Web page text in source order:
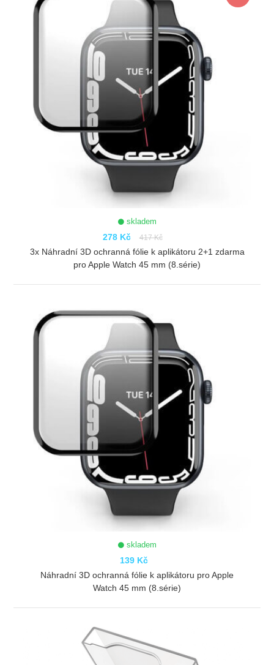
skladem
278 Kč 417 Kč
3x Náhradní 3D ochranná fólie k aplikátoru 2+1 zdarma
pro Apple Watch 45 mm (8.série)
skladem
139 Kč
Náhradní 3D ochranná fólie k aplikátoru pro Apple
Watch 45 mm (8.série)